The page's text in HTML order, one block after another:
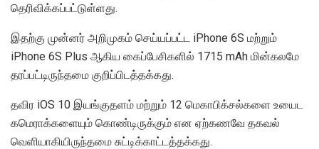
தெரிவிக்கப்பட்டுள்ளது.
இதற்கு முன்னர் அறிமுகம் செய்யப்பட்ட iPhone 6S மற்றும்
iPhone 6S Plus ஆகிய கைப்பேசிகளில் 1715 mAh மின்கலமே
தரப்பட்டிருந்தமை குறிப்பிடத்தக்கது.
தவிர iOS 10 இயங்குதளம் மற்றும் 12 மெகாபிக்சல்களை உயைட
கமெராக்களையும் கொண்டிருக்கும் என ஏற்கணவே தகவல்
வெளியாகியிருந்தமை சுட்டிக்காட்டத்தக்கது.